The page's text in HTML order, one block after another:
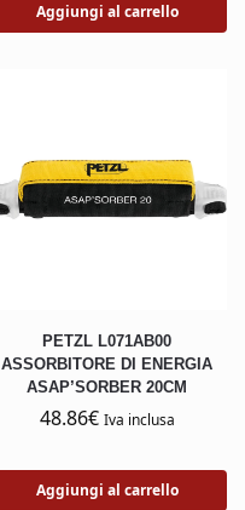
Aggiungi al carrello
PETZL L071AB00
ASSORBITORE DI ENERGIA
ASAP’SORBER 20CM
48.86€ Iva inclusa
Aggiungi al carrello